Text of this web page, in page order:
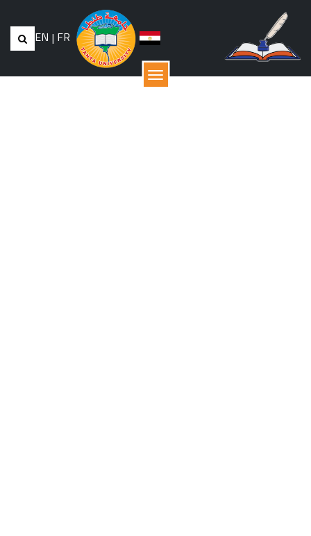
EN | FR
القائمة